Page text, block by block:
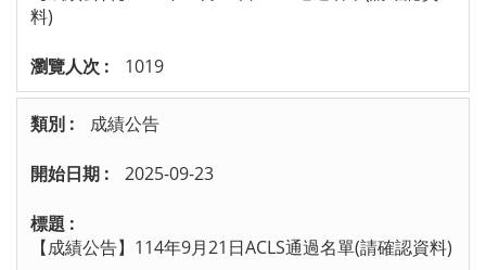
料)
1019
成績公告
2025-09-23
【成績公告】114年9月21日ACLS通過名單(請確認資料)